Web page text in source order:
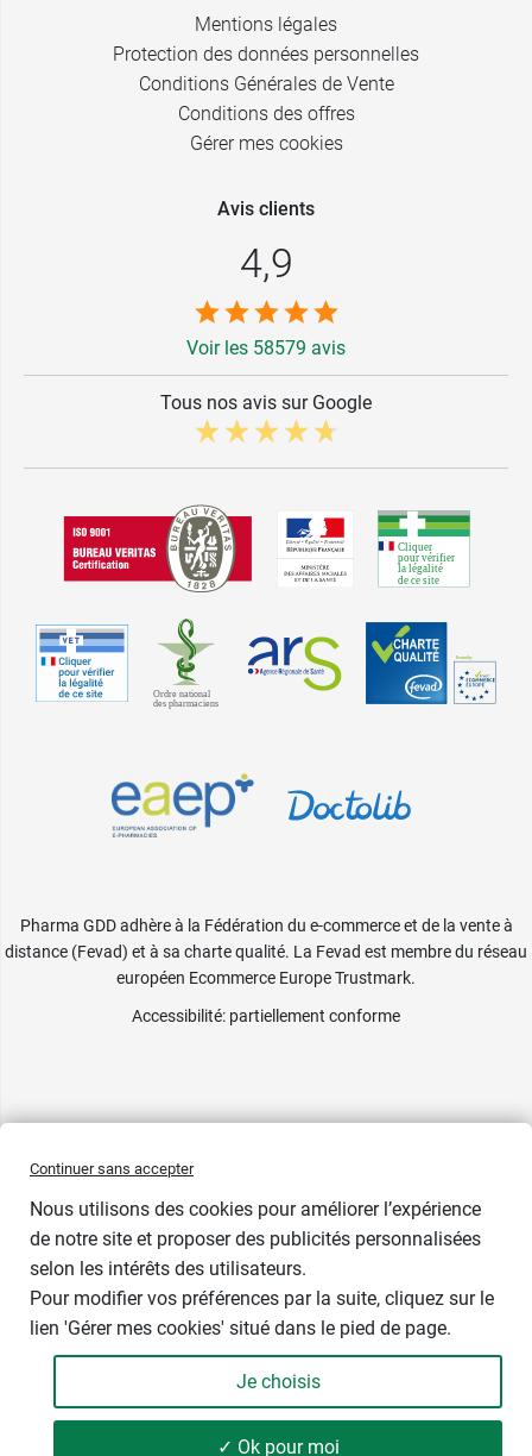
- +
Mentions légales
Protection des données personnelles
Conditions Générales de Vente
Conditions des offres
Gérer mes cookies
Avis clients
4,9
Voir les 58579 avis
Tous nos avis sur Google
Pharma GDD adhère à la Fédération du e-commerce et de la vente à
distance (Fevad) et à sa charte qualité. La Fevad est membre du réseau
européen Ecommerce Europe Trustmark.
Accessibilité: partiellement conforme
Continuer sans accepter
Nous utilisons des cookies pour améliorer l’expérience
de notre site et proposer des publicités personnalisées
selon les intérêts des utilisateurs.
Pour modifier vos préférences par la suite, cliquez sur le
lien 'Gérer mes cookies' situé dans le pied de page.
Je choisis
✓ Ok pour moi